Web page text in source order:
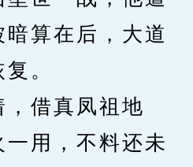
算在后，大道
。
借真凤祖地
用，不料还未